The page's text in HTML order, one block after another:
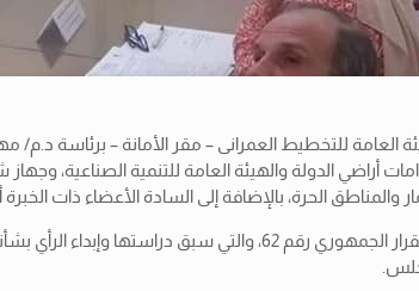
العامة للتخطيط العمرانى – مقر الأمانة – برئاسة
الدولة والهيئة العامة للتنمية الصناعية، وجهاز
والمناطق الحرة، بالإضافة إلى السادة الأعضاء ذات
وقد ناقش الاجتماع موقف الطلبات الواردة للأمانة الفنية